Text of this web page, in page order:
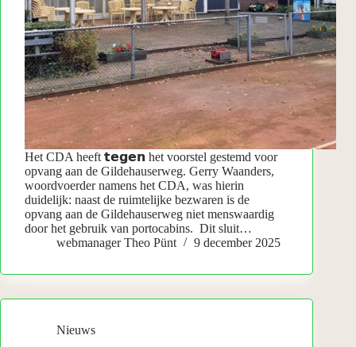
Het CDA heeft 𝘁𝗲𝗴𝗲𝗻 het voorstel gestemd voor
opvang aan de Gildehauserweg. Gerry Waanders,
woordvoerder namens het CDA, was hierin
duidelijk: naast de ruimtelijke bezwaren is de
opvang aan de Gildehauserweg niet menswaardig
door het gebruik van portocabins. Dit sluit…
webmanager Theo Pünt
9 december 2025
Nieuws